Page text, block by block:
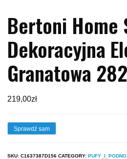
Bertoni Home
Dekoracyjna
Granatowa
219,00zł
Sprawdź sam
SKU: C1637387D156 CATEGORY: